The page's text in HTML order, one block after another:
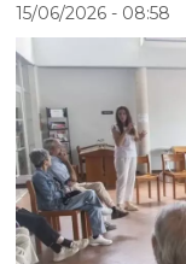
15/06/2026- 08:58